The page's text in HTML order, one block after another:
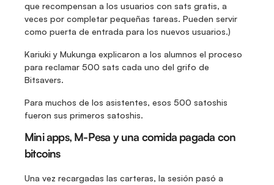
que recompensan a los usuarios con sats gratis, a
veces por completar pequeñas tareas. Pueden servir
como puerta de entrada para los nuevos usuarios.)
Kariuki y Mukunga explicaron a los alumnos el proceso
para reclamar 500 sats cada uno del grifo de
Bitsavers.
Para muchos de los asistentes, esos 500 satoshis
fueron sus primeros satoshis.
Mini apps, M-Pesa y una comida pagada con
bitcoins
Una vez recargadas las carteras, la sesión pasó a